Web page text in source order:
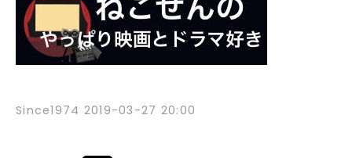
Since1974 2019-03-27 20:00